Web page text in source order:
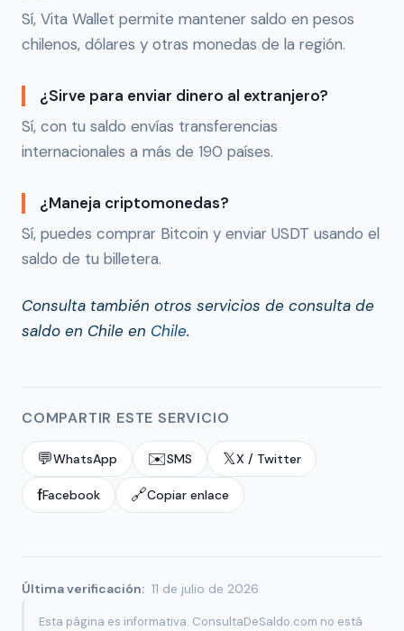
Sí, Vita Wallet permite mantener saldo en pesos
chilenos, dólares y otras monedas de la región.
¿Sirve para enviar dinero al extranjero?
Sí, con tu saldo envías transferencias
internacionales a más de 190 países.
¿Maneja criptomonedas?
Sí, puedes comprar Bitcoin y enviar USDT usando el
saldo de tu billetera.
Consulta también otros servicios de consulta de
saldo en Chile en Chile.
COMPARTIR ESTE SERVICIO
💬WhatsApp ✉️SMS 𝕏X / Twitter
fFacebook 🔗Copiar enlace
Última verificación: 11 de julio de 2026
Esta página es informativa. ConsultaDeSaldo.com no está